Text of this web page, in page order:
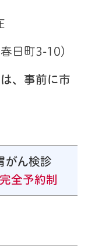
日町3-10）
、事前に市
がん検診
全予約制